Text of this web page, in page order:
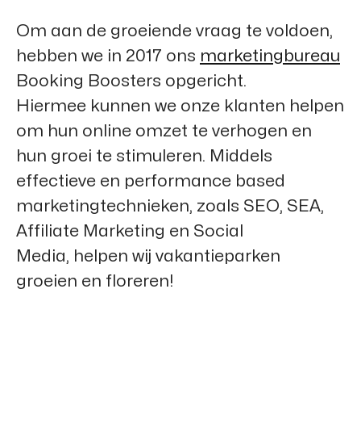
Om aan de groeiende vraag te voldoen,
hebben we in 2017 ons marketingbureau
Booking Boosters opgericht.
Hiermee kunnen we onze klanten helpen
om hun online omzet te verhogen en
hun groei te stimuleren. Middels
effectieve en performance based
marketingtechnieken, zoals SEO, SEA,
Affiliate Marketing en Social
Media, helpen wij vakantieparken
groeien en floreren!